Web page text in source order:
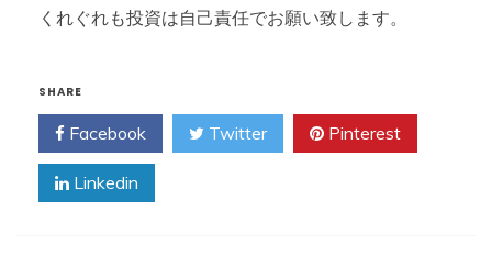
くれぐれも投資は自己責任でお願い致します。
SHARE
Facebook Twitter Pinterest
Linkedin